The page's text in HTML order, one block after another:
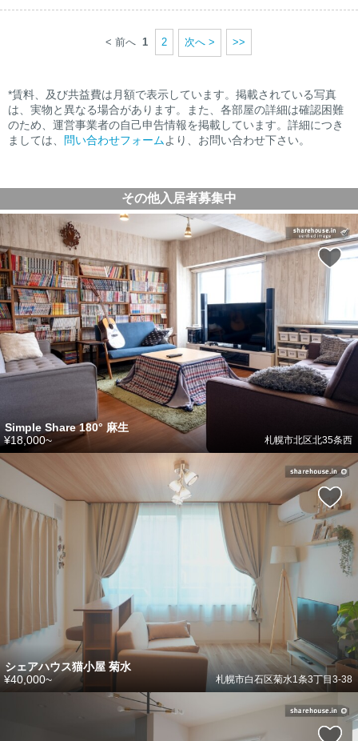
< 前へ 1 2 次へ > >>
*賃料、及び共益費は月額で表示しています。掲載されている写真
は、実物と異なる場合があります。また、各部屋の詳細は確認困難
のため、運営事業者の自己申告情報を掲載しています。詳細につき
ましては、
問い合わせフォームより、お問い合わせ下さい。
その他入居者募集中
Simple Share 180° 麻生
札幌市北区北35条西
¥18,000~
シェアハウス猫小屋 菊水
札幌市白石区菊水1条3丁目3-38
¥40,000~